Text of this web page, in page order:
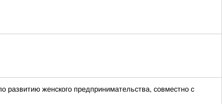
женского предпринимательства, совместно с